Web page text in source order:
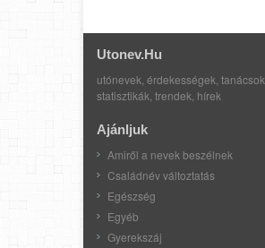
Utonev.hu
utónevek, érdekességek, tanácsok,
statisztikák, trendek, hírek
Ajánljuk
Amiről a nevek beszélnek
Családnév változtatás
Egészség
Egyéb
Gyerekszáj